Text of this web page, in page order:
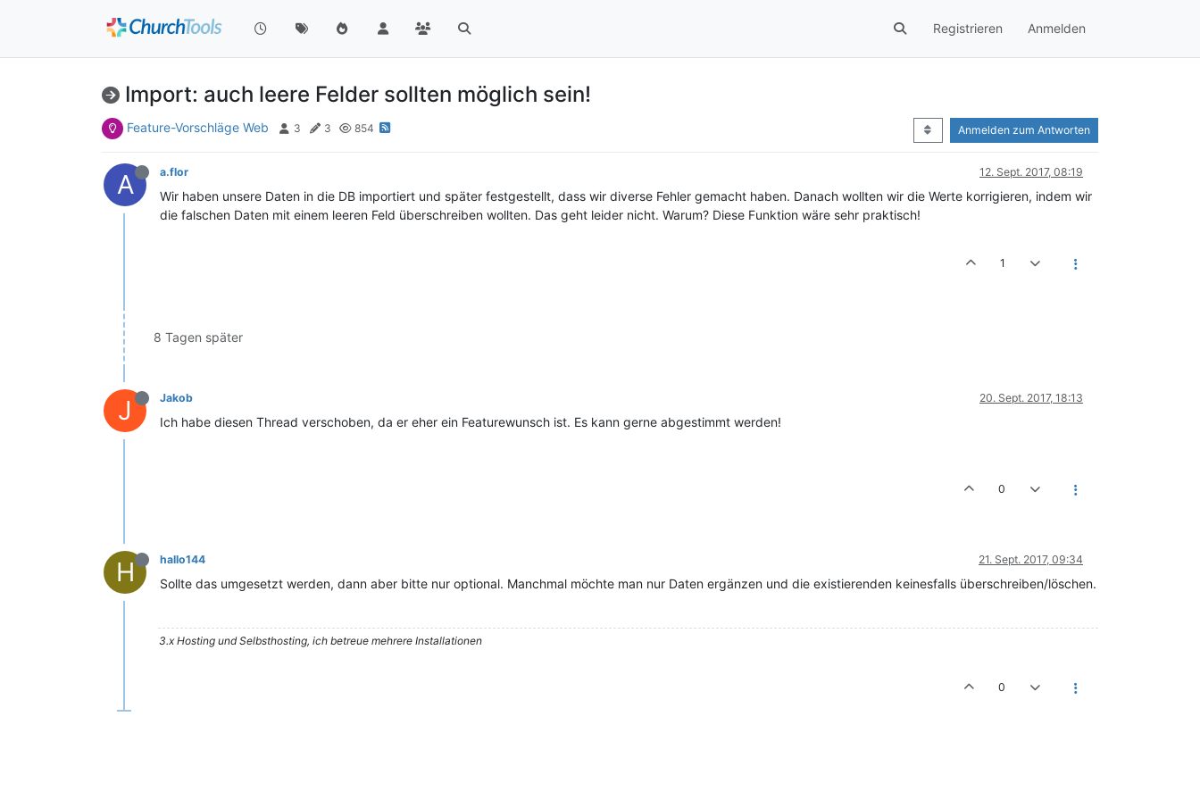
Registrieren Anmelden
Import: auch leere Felder sollten möglich sein!
Feature-Vorschläge Web 3 3 854 Anmelden zum Antworten
A a.flor 12. Sept. 2017, 08:19
Wir haben unsere Daten in die DB importiert und später festgestellt, dass wir diverse Fehler gemacht haben. Danach wollten wir die Werte korrigieren, indem wir
die falschen Daten mit einem leeren Feld überschreiben wollten. Das geht leider nicht. Warum? Diese Funktion wäre sehr praktisch!
1
8 Tagen später
J Jakob 20. Sept. 2017, 18:13
Ich habe diesen Thread verschoben, da er eher ein Featurewunsch ist. Es kann gerne abgestimmt werden!
0
H hallo144 21. Sept. 2017, 09:34
Sollte das umgesetzt werden, dann aber bitte nur optional. Manchmal möchte man nur Daten ergänzen und die existierenden keinesfalls überschreiben/löschen.
3.x Hosting und Selbsthosting, ich betreue mehrere Installationen
0